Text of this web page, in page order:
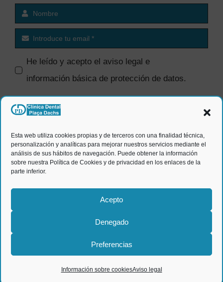
Esta web utiliza cookies propias y de terceros con una finalidad técnica,
personalización y analíticas para mejorar nuestros servicios mediante el
análisis de sus hábitos de navegación. Puede obtener la información
sobre nuestra Política de Cookies y de privacidad en los enlaces de la
parte inferior.
Acepto
Denegado
Preferencias
Información sobre cookiesAviso legal
He leído y acepto el aviso legal e
información básica de protección de datos.
comerciales.
ENVIAR
© Clínica dental Plaça Dachs2026 |
de privacidad|Información sobre cookies|Diseño web:
qualitystudio